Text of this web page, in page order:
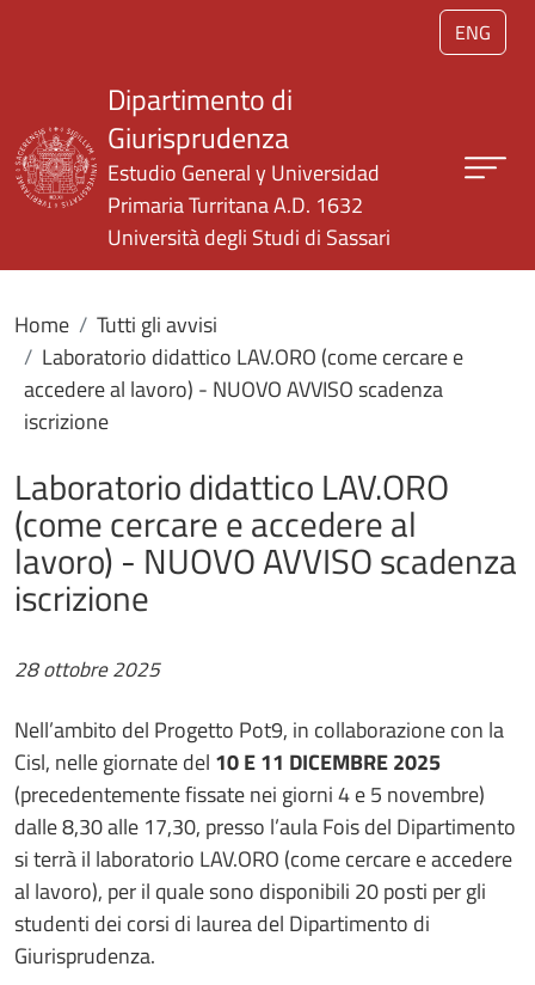
Salta al contenuto principale
ENG
Dipartimento di
Giurisprudenza
Estudio General y Universidad
Primaria Turritana A.D. 1632
Università degli Studi di Sassari
Home
Tutti gli avvisi
Laboratorio didattico LAV.ORO (come cercare e
accedere al lavoro) - NUOVO AVVISO scadenza
iscrizione
Laboratorio didattico LAV.ORO
(come cercare e accedere al
lavoro) - NUOVO AVVISO scadenza
iscrizione
28 ottobre 2025
Nell’ambito del Progetto Pot9, in collaborazione con la
Cisl, nelle giornate del 10 E 11 DICEMBRE 2025
(precedentemente fissate nei giorni 4 e 5 novembre)
dalle 8,30 alle 17,30, presso l’aula Fois del Dipartimento
si terrà il laboratorio LAV.ORO (come cercare e accedere
al lavoro), per il quale sono disponibili 20 posti per gli
studenti dei corsi di laurea del Dipartimento di
Giurisprudenza.